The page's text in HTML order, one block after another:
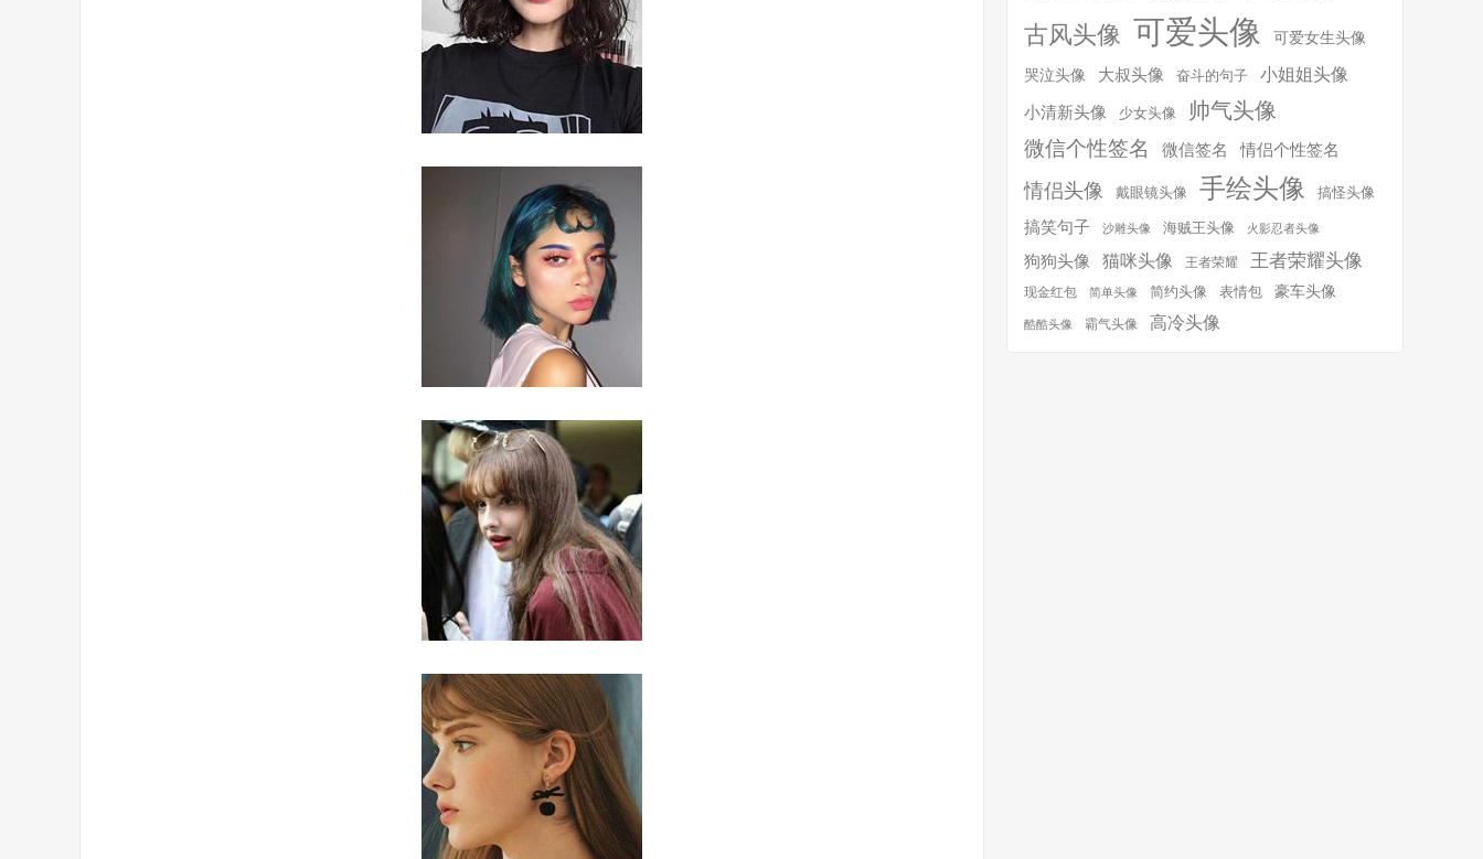
古风头像 可爱头像 可爱女生头像
哭泣头像 大叔头像 奋斗的句子 小姐姐头像
小清新头像 少女头像 帅气头像
微信个性签名 微信签名 情侣个性签名
情侣头像 戴眼镜头像 手绘头像 搞怪头像
搞笑句子 沙雕头像 海贼王头像 火影忍者头像
狗狗头像 猫咪头像 王者荣耀 王者荣耀头像
现金红包 简单头像 简约头像 表情包 豪车头像
酷酷头像 霸气头像 高冷头像